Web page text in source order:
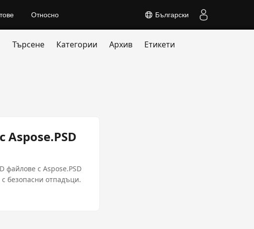
Български
Относно
Търсене Категории Архив Етикети
файлове с Aspose.PSD
безопасни отпадъци.